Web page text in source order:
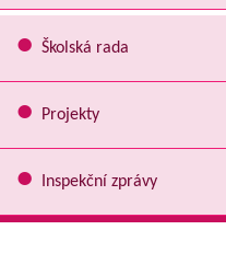
Školská rada
Projekty
Inspekční zprávy